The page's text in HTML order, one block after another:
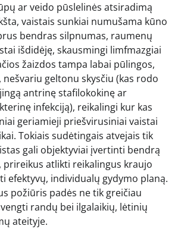
ar veido pūslelinės atsiradimą
vaistais sunkiai numušama kūno
bendras silpnumas, raumenų
išdidėję, skausmingi limfmazgiai
žaizdos tampa labai pūlingos,
geltonu skysčiu (kas rodo
antrinę stafilokokinę ar
infekciją), reikalingi kur kas
geriamieji priešvirusiniai vaistai
Tokiais sudėtingais atvejais tik
gali objektyviai įvertinti bendrą
prireikus atlikti reikalingus kraujo
efektyvų, individualų gydymo planą.
požiūris padės ne tik greičiau
randų bei ilgalaikių, lėtinių
ateityje.